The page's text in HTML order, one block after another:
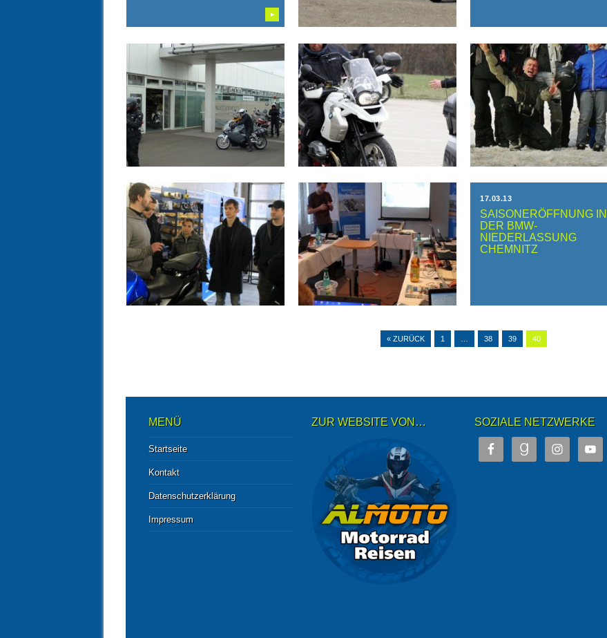
▶
21.04.13
BMW-KUNDENTOUR
NIEDERLASSUNG
DRESDEN – 20.APRIL
2013
20.04.13
MOTORRADSICHERHEIT
STRAINING DRESDEN 20.
APRIL 2013
▶
16.04.13
BMW-KUNDENTOUR
NIEDERLASSUNG
CHEMNITZ – 13.APRIL
2013
06.04.13
SCHRAUBERKURS 2013
IM MOTORRADHAUS
DRESDEN
23.03.13
GARMIN-LEHRGANG IN
DRESDEN
▶
17.03.13
SAISONERÖFFNUNG IN
DER BMW-
NIEDERLASSUNG
CHEMNITZ
« ZURÜCK 1 38 39 40
MENÜ
Startseite
Kontakt
Datenschutzerklärung
Impressum
ZUR WEBSITE VON… SOZIALE NETZWERKE